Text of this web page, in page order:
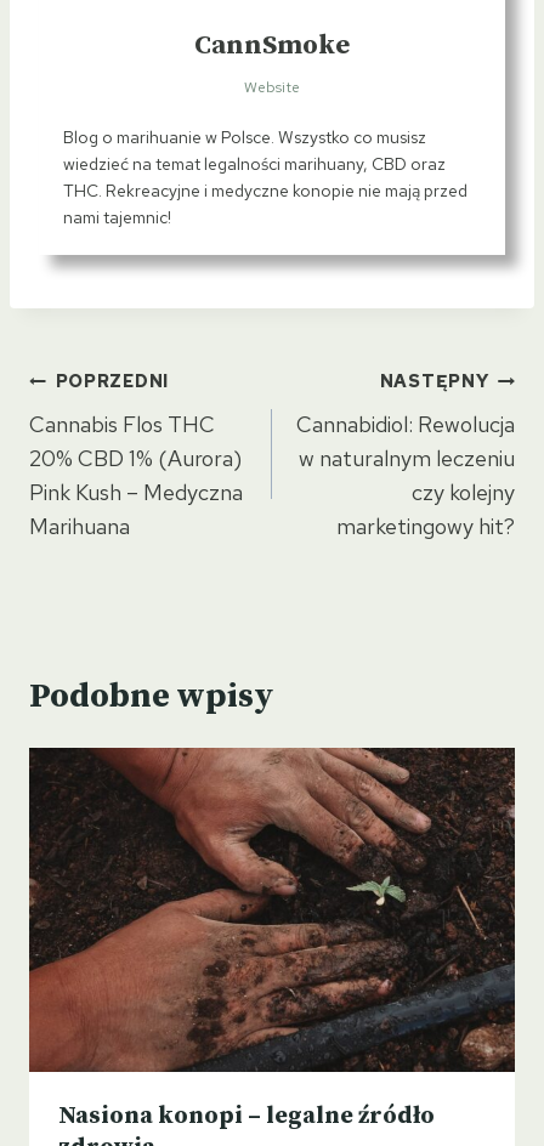
CannSmoke
Website
Blog o marihuanie w Polsce. Wszystko co musisz
wiedzieć na temat legalności marihuany, CBD oraz
THC. Rekreacyjne i medyczne konopie nie mają przed
nami tajemnic!
Nawigacja
wpisu
POPRZEDNI
Cannabis Flos THC
20% CBD 1% (Aurora)
Pink Kush – Medyczna
Marihuana
NASTĘPNY
Cannabidiol: Rewolucja
w naturalnym leczeniu
czy kolejny
marketingowy hit?
Podobne wpisy
Nasiona konopi – legalne źródło